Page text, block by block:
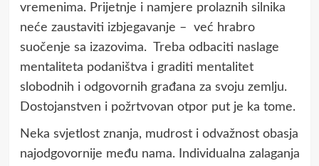
vremenima. Prijetnje i namjere prolaznih silnika
neće zaustaviti izbjegavanje – već hrabro
suočenje sa izazovima. Treba odbaciti naslage
mentaliteta podaništva i graditi mentalitet
slobodnih i odgovornih građana za svoju zemlju.
Dostojanstven i požrtvovan otpor put je ka tome.
Neka svjetlost znanja, mudrost i odvažnost obasja
najodgovornije među nama. Individualna zalaganja